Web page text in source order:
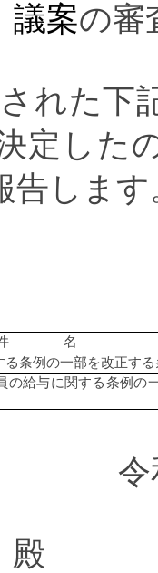
議案の審
れた下
定した
告します
名
条例の一部を改正す
の給与に関する条例の
殿